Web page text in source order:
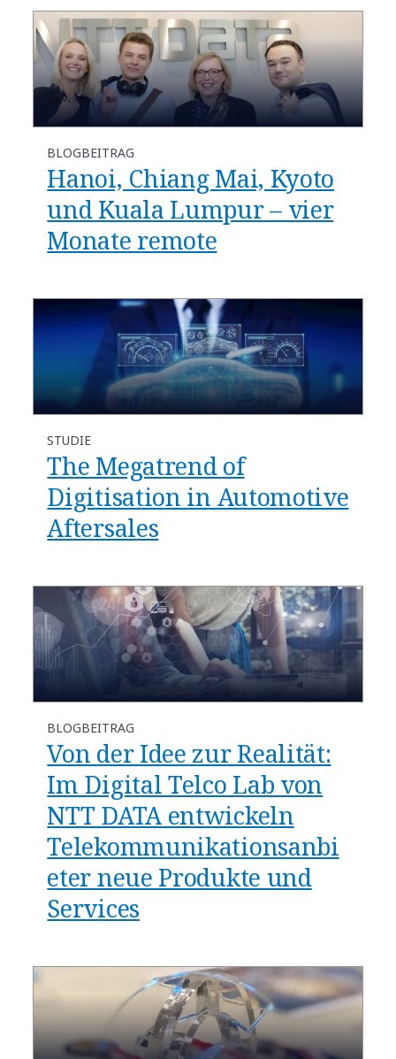
BLOGBEITRAG
Hanoi, Chiang Mai, Kyoto
und Kuala Lumpur – vier
Monate remote
STUDIE
The Megatrend of
Digitisation in Automotive
Aftersales
BLOGBEITRAG
Von der Idee zur Realität:
Im Digital Telco Lab von
NTT DATA entwickeln
Telekommunikationsanbi
eter neue Produkte und
Services